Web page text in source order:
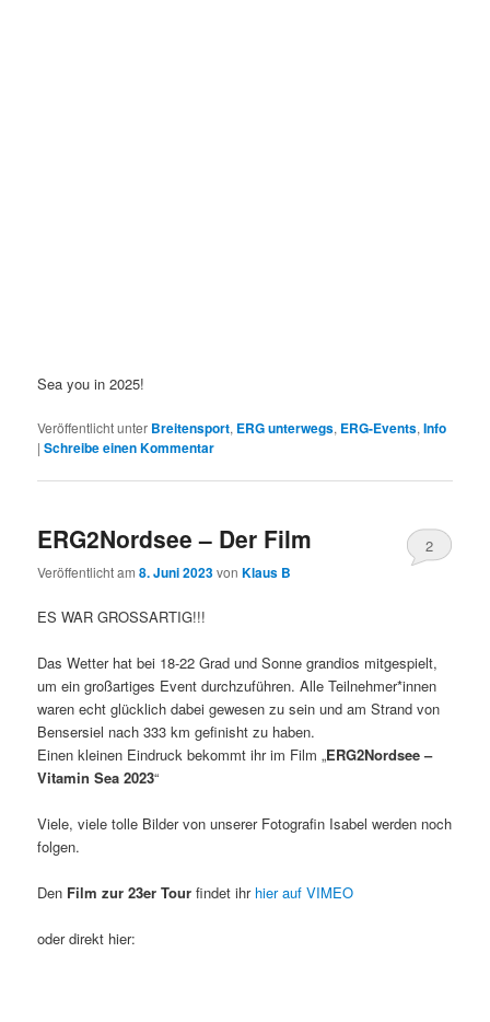
Sea you in 2025!
Veröffentlicht unter Breitensport, ERG unterwegs, ERG-Events,Info
|Schreibe einen Kommentar
ERG2Nordsee – Der Film
Veröffentlicht am8. Juni 2023vonKlaus B
2
ES WAR GROSSARTIG!!!
Das Wetter hat bei 18-22 Grad und Sonne grandios mitgespielt,
um ein großartiges Event durchzuführen. Alle Teilnehmer*innen
waren echt glücklich dabei gewesen zu sein und am Strand von
Bensersiel nach 333 km gefinisht zu haben.
Einen kleinen Eindruck bekommt ihr im Film „ERG2Nordsee –
Vitamin Sea 2023“
Viele, viele tolle Bilder von unserer Fotografin Isabel werden noch
folgen.
Den Film zur 23er Tour findet ihr hier auf VIMEO
oder direkt hier: